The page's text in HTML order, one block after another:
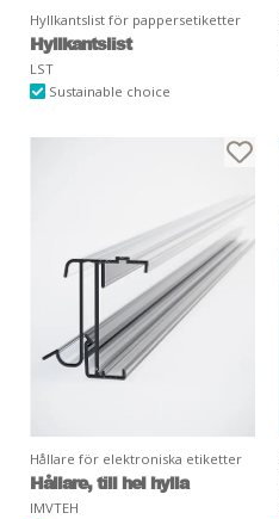
Hyllkantslist för pappersetiketter
Hyllkantslist
LST
Sustainable choice
Hållare för elektroniska etiketter
Hållare, till hel hylla
IMVTEH